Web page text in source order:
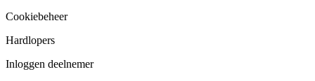
Cookiebeheer
Hardlopers
Inloggen deelnemer